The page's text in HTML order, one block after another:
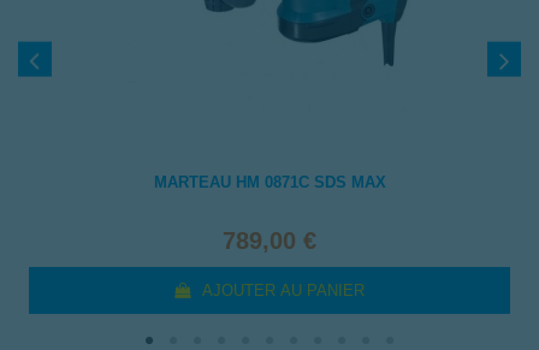
MARTEAU HM 0871C SDS MAX
789,00 €
AJOUTER AU PANIER